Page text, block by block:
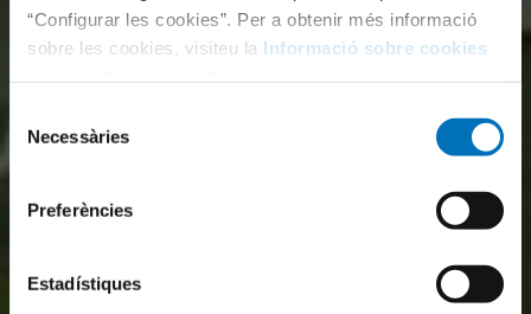
“Configurar les cookies”. Per a obtenir més informació
sobre les cookies, visiteu la Informació sobre cookies
consentiment
Necessàries
Preferències
Estadístiques